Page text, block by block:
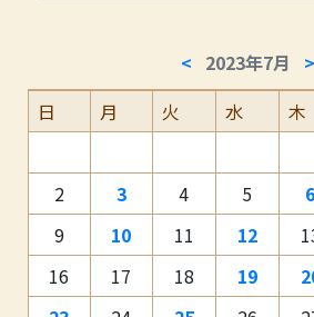
< 2023年7月 >
日
月 火 水 木
2
3 4 5 6
9
10 11 12
16
17 18 19